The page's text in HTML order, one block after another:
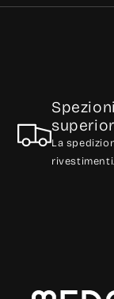
La
rivestimenti.